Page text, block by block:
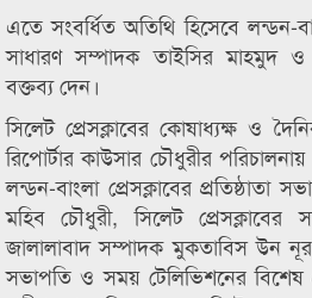
এতে সংবর্ধিত অতিথি হিসেবে লন্ডন-
সাধারণ সম্পাদক তাইসির
বক্তব্য দেন।
সিলেট প্রেসক্লাবের কোষাধ্যক্ষ ও
রিপোর্টার কাউসার চৌধুরীর
লন্ডন-বাংলা প্রেসক্লাবের
মহিব চৌধুরী, সিলেট
জালালাবাদ সম্পাদক মুকতাবিস উন
সভাপতি ও সময় টেলিভিশনের বিশেষ